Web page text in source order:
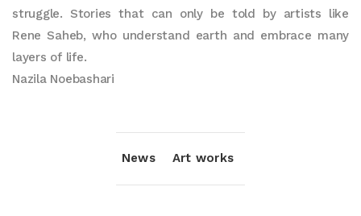
struggle. Stories that can only be told by artists like
Rene Saheb, who understand earth and embrace many
layers of life.
Nazila Noebashari
News Art works